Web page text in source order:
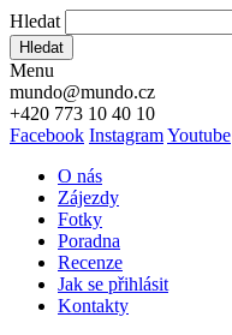
Hledat
Hledat
Menu
mundo@mundo.cz
+420 773 10 40 10
Facebook InstagramYoutube
O nás
Zájezdy
Fotky
Poradna
Recenze
Jak se přihlásit
Kontakty